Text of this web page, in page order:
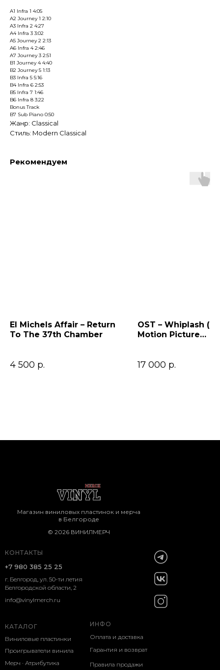
A1 Infra 1 4:05
A2 Journey 1 2:10
A3 Infra 2 4:27
A4 Infra 3 3:02
A5 Journey 2 2:13
A6 Infra 4 2:46
A7 Journey 3 2:51
B1 Journey 4 4:40
B2 Journey 5 1:13
B3 Infra 5 5:16
B4 Infra 6 2:53
B5 Infra 7 1:46
B6 Infra 8 3:22
Bonus Track
B7 Sub Piano 0:50
Жанр: Classical
Стиль: Modern Classical
Рекомендуем
El Michels Affair – Return
To The 37th Chamber
4 500 р.
OST – Whiplash
Motion Picture
17 000 р.
КОНТАКТЫ
г. Белгород, ул. 50-ти летия
Белгородской области, 2
КАТАЛОГ
Виниловые пластинки
ИНФО
Оплата и доставка
+7 980 385 25 25
Магазин виниловых пластинок и мерча
в Белгороде
Проигрыватели винила
Мерч · Атрибутика
Гарантия и возврат
Правила продажи
© 2026 ВИНИЛМЕРЧ
info@vinylmerch.ru